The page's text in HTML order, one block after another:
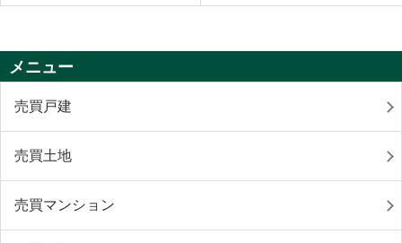
メニュー
売買戸建
売買土地
売買マンション